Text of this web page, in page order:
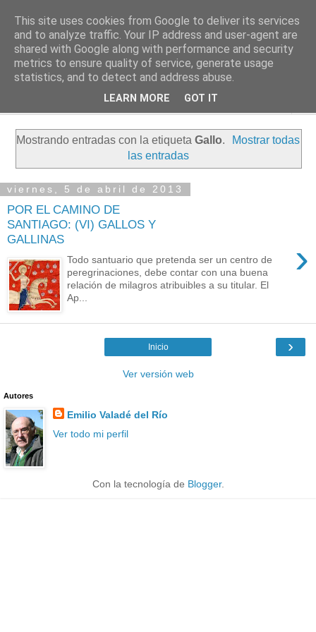
PASEANTE SILENCIOSO
Blog personal de Emilio Valadé del Río
Mostrando entradas con la etiqueta Gallo.
Mostrar todas
las entradas
viernes, 5 de abril de 2013
POR EL CAMINO DE
SANTIAGO: (VI) GALLOS Y
GALLINAS
›
Todo santuario que pretenda ser un centro de
peregrinaciones, debe contar con una buena
relación de milagros atribuibles a su titular. El
Ap...
›
Inicio
Ver versión web
Autores
Emilio Valadé del Río
Ver todo mi perfil
Con la tecnología de Blogger.
This site uses cookies from Google to deliver its services
and to analyze traffic. Your IP address and user-agent are
shared with Google along with performance and security
metrics to ensure quality of service, generate usage
statistics, and to detect and address abuse.
LEARN MORE GOT IT